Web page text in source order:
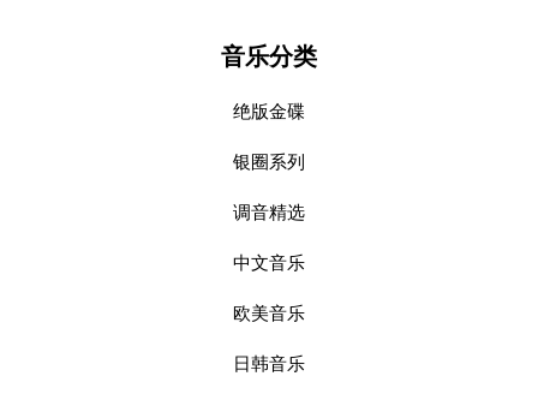
音乐分类
绝版金碟
银圈系列
调音精选
中文音乐
欧美音乐
日韩音乐